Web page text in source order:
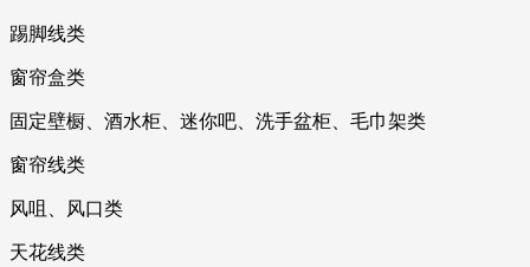
踢脚线类
窗帘盒类
固定壁橱、酒水柜、迷你吧、洗手盆柜、毛巾架类
窗帘线类
风咀、风口类
天花线类